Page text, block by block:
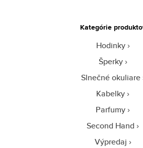
Kategórie
Hodinky
Šperky
Slnečné okuliare
Kabelky
Parfumy
Second Hand
Výpredaj